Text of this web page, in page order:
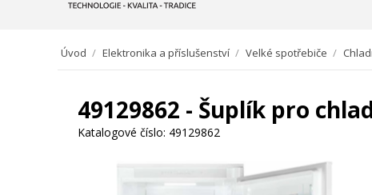
Úvod / Elektronika a příslušenství / Velké spotřebiče /
49129862 - Šuplík pro
Katalogové číslo: 49129862